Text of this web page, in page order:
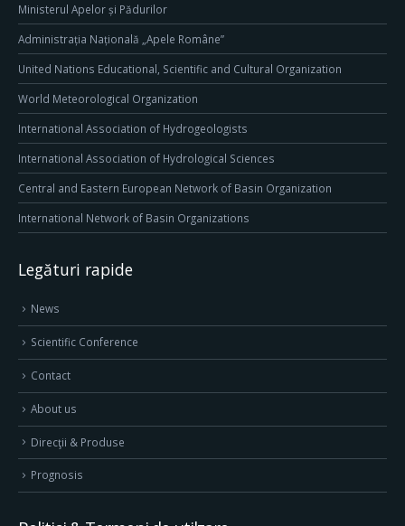
Ministerul Apelor și Pădurilor
Administrația Națională „Apele Române”
United Nations Educational, Scientific and Cultural Organization
World Meteorological Organization
International Association of Hydrogeologists
International Association of Hydrological Sciences
Central and Eastern European Network of Basin Organization
International Network of Basin Organizations
Legături rapide
News
Scientific Conference
Contact
About us
Direcţii & Produse
Prognosis